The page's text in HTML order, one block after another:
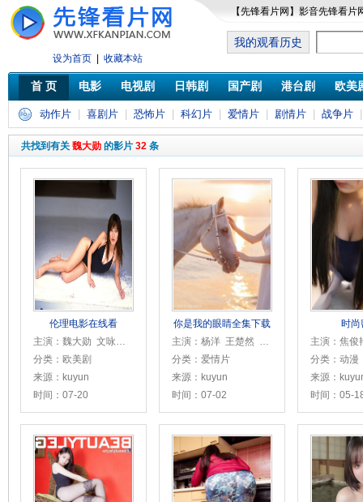
设为首页 收藏本站
【先锋看片网】影音先锋看
我的观看历史
首 页 电影 电视剧 日韩剧 国产剧 港台剧 欧美
动作片 喜剧片 恐怖片 科幻片 爱情片 剧情片 战争片
共找到有关 魏大勋 的影片 32 条
伦理电影在线看
主演：魏大勋 文咏珊 郭雪芙 张晓晨
分类：欧美剧
来源：kuyun
时间：07-20
你是我的眼睛全集下载
主演：杨洋 王楚然 王彦霖 魏大勋 张彬彬 杨超越 张月 陈瑾 杨雨希 胡可 范明 白凡 孔琳 孟阿赛 杨彤 易大千 王冠
分类：爱情片
来源：kuyun
时间：07-02
时尚
分类：动漫
来源：
时间：05-